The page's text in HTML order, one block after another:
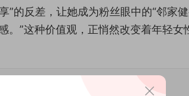
”的反差，让她成为粉丝眼中的“邻家
。”这种价值观，正悄然改变着年轻女